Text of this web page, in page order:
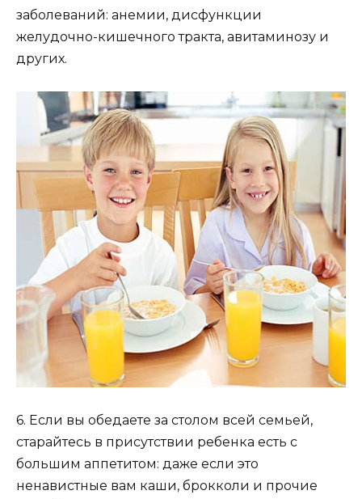
заболеваний: анемии, дисфункции
желудочно-кишечного тракта, авитаминозу и
других.
6. Если вы обедаете за столом всей семьей,
старайтесь в присутствии ребенка есть с
большим аппетитом: даже если это
ненавистные вам каши, брокколи и прочие